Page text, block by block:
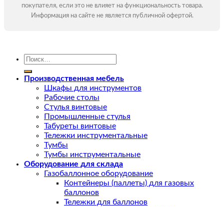
покупателя, если это не влияет на функциональность товара.
Информация на сайте не является публичной офертой.
Искать:
Производственная мебель
Шкафы для инструментов
Рабочие столы
Стулья винтовые
Промышленные стулья
Табуреты винтовые
Тележки инструментальные
Тумбы
Тумбы инструментальные
Оборудование для склада
Газобаллонное оборудование
Контейнеры (паллеты) для газовых
баллонов
Тележки для баллонов